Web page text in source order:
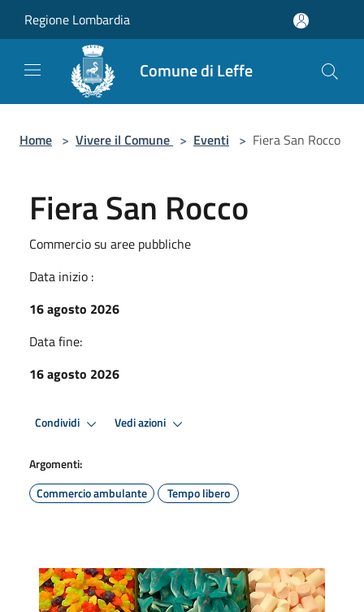
Regione Lombardia
Comune di Leffe
Home > Vivere il Comune > Eventi > Fiera San Rocco
Fiera San Rocco
Commercio su aree pubbliche
Data inizio :
16 agosto 2026
Data fine:
16 agosto 2026
Condividi Vedi azioni
Argomenti:
Commercio ambulante
Tempo libero